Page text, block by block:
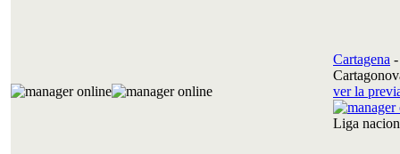
Cartagena
ver la
Liga